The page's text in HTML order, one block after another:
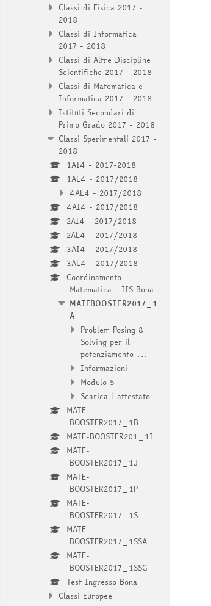
Classi di Fisica 2017 -
2018
Classi di Informatica
2017 - 2018
Classi di Altre Discipline
Scientifiche 2017 - 2018
Classi di Matematica e
Informatica 2017 - 2018
Istituti Secondari di
Primo Grado 2017 - 2018
Classi Sperimentali 2017 -
2018
1AI4 - 2017-2018
1AL4 - 2017/2018
4AL4 - 2017/2018
4AI4 - 2017/2018
2AI4 - 2017/2018
2AL4 - 2017/2018
3AI4 - 2017/2018
3AL4 - 2017/2018
Coordinamento
Matematica - IIS Bona
MATEBOOSTER2017_1
A
Problem Posing &
Solving per il
potenziamento ...
Informazioni
Modulo 5
Scarica l'attestato
MATE-
BOOSTER2017_1B
MATE-BOOSTER201_1I
MATE-
BOOSTER2017_1J
MATE-
BOOSTER2017_1P
MATE-
BOOSTER2017_1S
MATE-
BOOSTER2017_1SSA
MATE-
BOOSTER2017_1SSG
Test Ingresso Bona
Classi Europee